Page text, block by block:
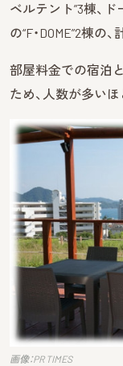
ベルテント”3棟、
の“F・DOME”2棟の
部屋料金での宿泊
ため、人数が多いほ
画像：PR TIMES